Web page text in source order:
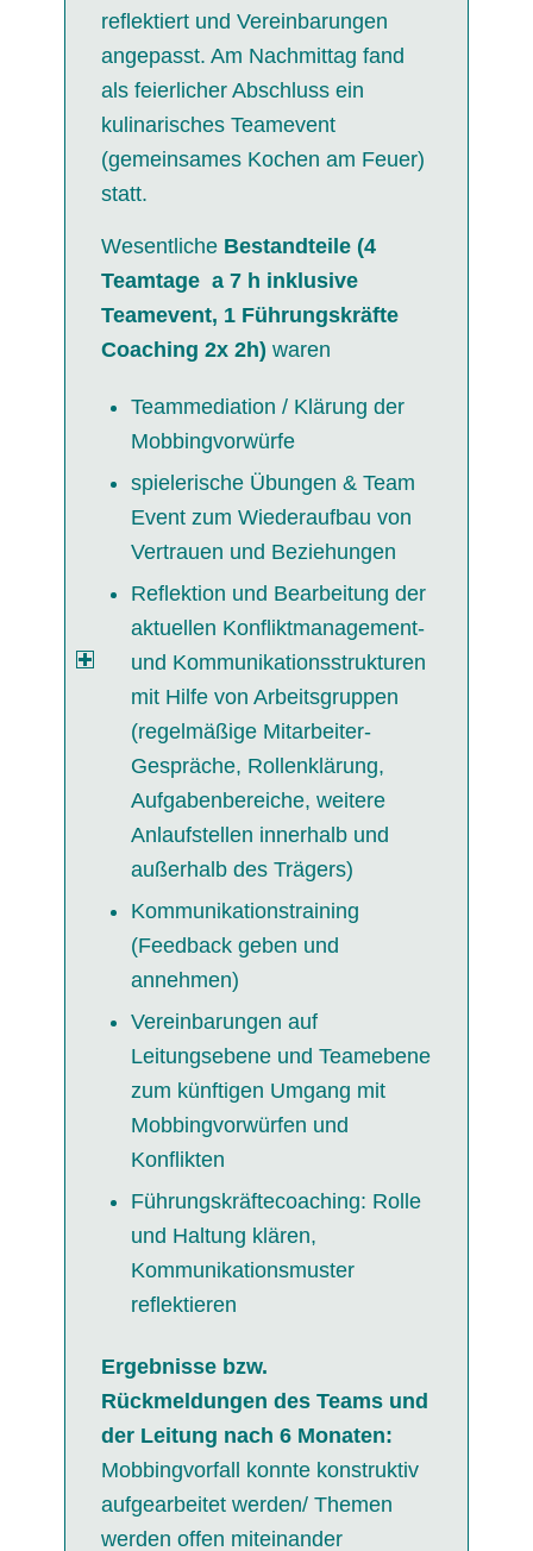
reflektiert und Vereinbarungen
angepasst. Am Nachmittag fand
als feierlicher Abschluss ein
kulinarisches Teamevent
(gemeinsames Kochen am Feuer)
statt.
Wesentliche Bestandteile (4
Teamtage a 7 h inklusive
Teamevent, 1 Führungskräfte
Coaching 2x 2h) waren
Teammediation / Klärung der
Mobbingvorwürfe
spielerische Übungen & Team
Event zum Wiederaufbau von
Vertrauen und Beziehungen
Reflektion und Bearbeitung der
aktuellen Konfliktmanagement-
und Kommunikationsstrukturen
mit Hilfe von Arbeitsgruppen
(regelmäßige Mitarbeiter-
Gespräche, Rollenklärung,
Aufgabenbereiche, weitere
Anlaufstellen innerhalb und
außerhalb des Trägers)
Kommunikationstraining
(Feedback geben und
annehmen)
Vereinbarungen auf
Leitungsebene und Teamebene
zum künftigen Umgang mit
Mobbingvorwürfen und
Konflikten
Führungskräftecoaching: Rolle
und Haltung klären,
Kommunikationsmuster
reflektieren
Ergebnisse bzw.
Rückmeldungen des Teams und
der Leitung nach 6 Monaten:
Mobbingvorfall konnte konstruktiv
aufgearbeitet werden/ Themen
werden offen miteinander